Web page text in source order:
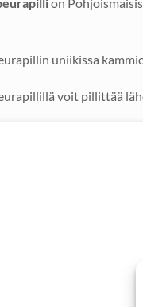
uniikissa
voit pillittää